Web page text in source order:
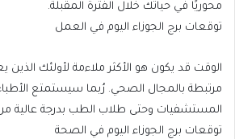
محوريًا في حياتك خلال الفترة المقبلة.
توقعات برج الجوزاء اليوم في العمل
الوقت قد يكون هو الأكثر ملاءمة لأولئك
مرتبطة بالمجال الصحي. رُبما سيستمتع
المستشفيات وحتى طلاب الطب بدرجة عالية من
توقعات برج الجوزاء اليوم في الصحة